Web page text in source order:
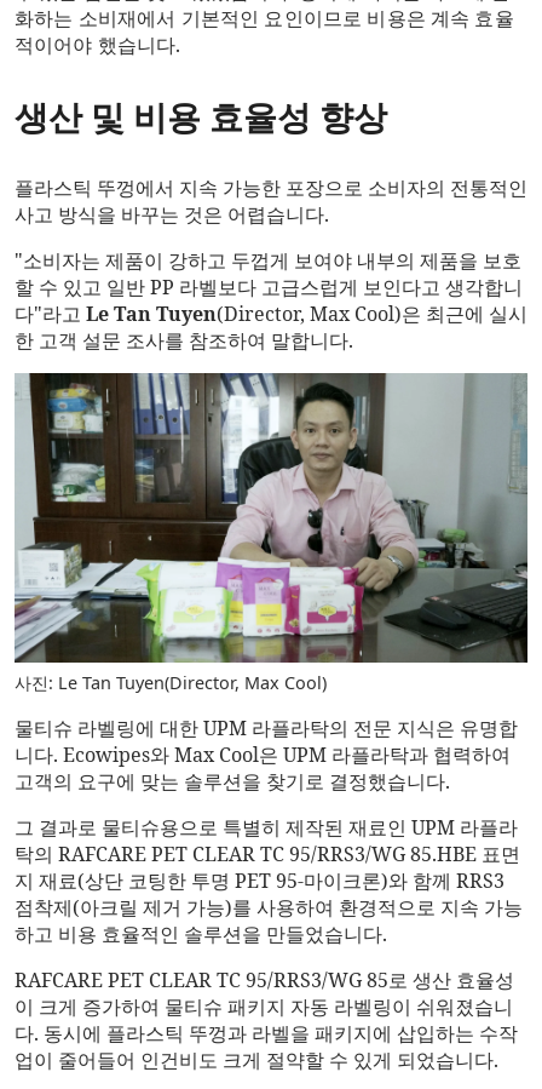
화하는 소비재에서 기본적인 요인이므로 비용은 계속 효율
적이어야 했습니다.
생산 및 비용 효율성 향상
플라스틱 뚜껑에서 지속 가능한 포장으로 소비자의 전통적인
사고 방식을 바꾸는 것은 어렵습니다.
"소비자는 제품이 강하고 두껍게 보여야 내부의 제품을 보호
할 수 있고 일반 PP 라벨보다 고급스럽게 보인다고 생각합니
다"라고 Le Tan Tuyen(Director, Max Cool)은 최근에 실시
한 고객 설문 조사를 참조하여 말합니다.
사진: Le Tan Tuyen(Director, Max Cool)
물티슈 라벨링에 대한 UPM 라플라탁의 전문 지식은 유명합
니다. Ecowipes와 Max Cool은 UPM 라플라탁과 협력하여
고객의 요구에 맞는 솔루션을 찾기로 결정했습니다.
그 결과로 물티슈용으로 특별히 제작된 재료인 UPM 라플라
탁의 RAFCARE PET CLEAR TC 95/RRS3/WG 85.HBE 표면
지 재료(상단 코팅한 투명 PET 95-마이크론)와 함께 RRS3
점착제(아크릴 제거 가능)를 사용하여 환경적으로 지속 가능
하고 비용 효율적인 솔루션을 만들었습니다.
RAFCARE PET CLEAR TC 95/RRS3/WG 85로 생산 효율성
이 크게 증가하여 물티슈 패키지 자동 라벨링이 쉬워졌습니
다. 동시에 플라스틱 뚜껑과 라벨을 패키지에 삽입하는 수작
업이 줄어들어 인건비도 크게 절약할 수 있게 되었습니다.